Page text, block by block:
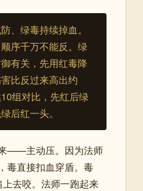
、绿毒持续掉血。
顺序千万不能反。绿
有关，先用红毒降
比反过来高出约
组对比，先红后绿
后红一头。
——主动压。因为法师
，毒直接扣血穿盾。毒
去咬。法师一跑起来